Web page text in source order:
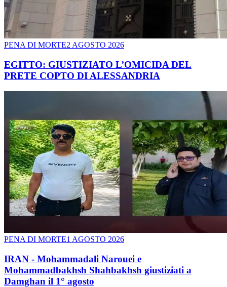
PENA DI MORTE2 AGOSTO 2026
EGITTO: GIUSTIZIATO L’OMICIDA DEL
PRETE COPTO DI ALESSANDRIA
PENA DI MORTE1 AGOSTO 2026
IRAN - Mohammadali Narouei e
Mohammadbakhsh Shahbakhsh giustiziati a
Damghan il 1° agosto